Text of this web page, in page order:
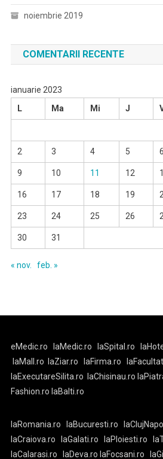
noiembrie 2019
COMENTARII RECENTE
ianuarie 2023
L
Ma Mi J
2 3 4 5 6
9 10 11 12
16 17 18 19
23 24 25 26
30 31
« nov. feb. »
eMedic.ro laMedic.ro laSpital.ro
laMall.ro
laZiar.ro laFirma.ro
laExecutareSilita.ro
laChisinau.ro
Fashion.ro laBalti.ro
laRomania.ro laBucuresti.ro
laCraiova.ro
laGalati.ro laPloiesti.ro
laCalarasi.ro
laDeva.ro laFocsani.ro